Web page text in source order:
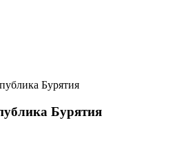
Бурятия
Бурятия